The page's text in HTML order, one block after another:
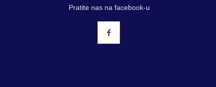
Pratite nas na facebook-u